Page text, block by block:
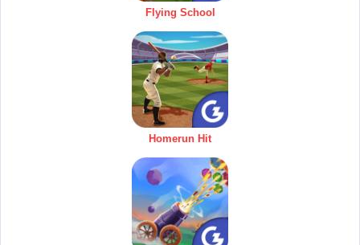
Flying School
Homerun Hit